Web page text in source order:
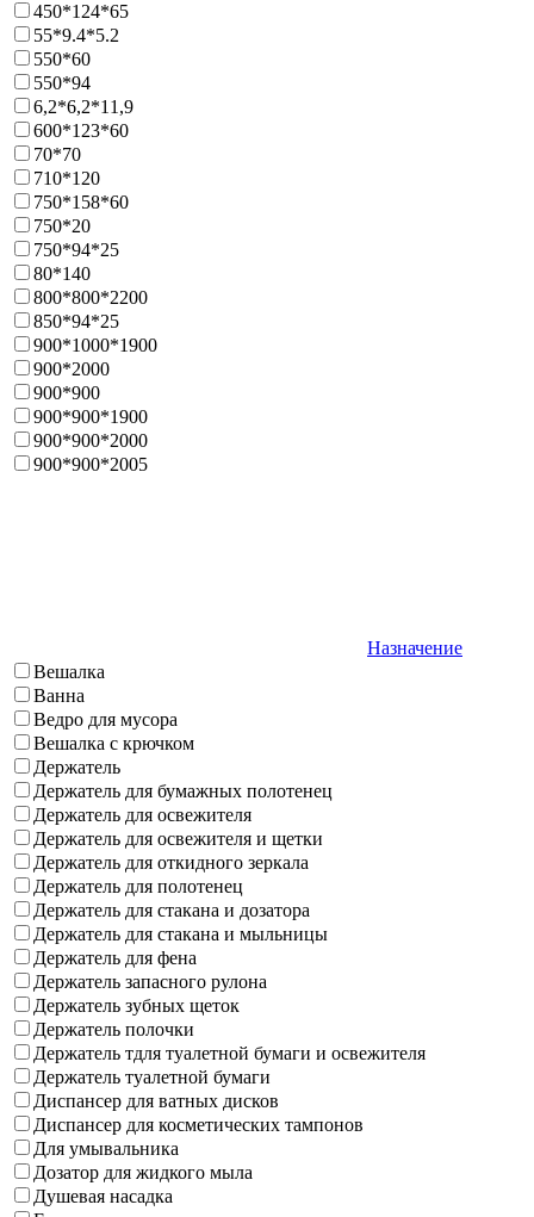
450*124*65
55*9.4*5.2
550*60
550*94
6,2*6,2*11,9
600*123*60
70*70
710*120
750*158*60
750*20
750*94*25
80*140
800*800*2200
850*94*25
900*1000*1900
900*2000
900*900
900*900*1900
900*900*2000
900*900*2005
Назначение
Bешалка
Ванна
Ведро для мусора
Вешалка с крючком
Держатель
Держатель для бумажных полотенец
Держатель для освежителя
Держатель для освежителя и щетки
Держатель для откидного зеркала
Держатель для полотенец
Держатель для стакана и дозатора
Держатель для стакана и мыльницы
Держатель для фена
Держатель запасного рулона
Держатель зубных щеток
Держатель полочки
Держатель тдля туалетной бумаги и освежителя
Держатель туалетной бумаги
Диспансер для ватных дисков
Диспансер для косметических тампонов
Для умывальника
Дозатор для жидкого мыла
Душевая насадка